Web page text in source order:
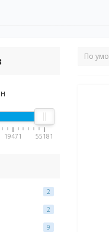
19471 55181
2
2
9